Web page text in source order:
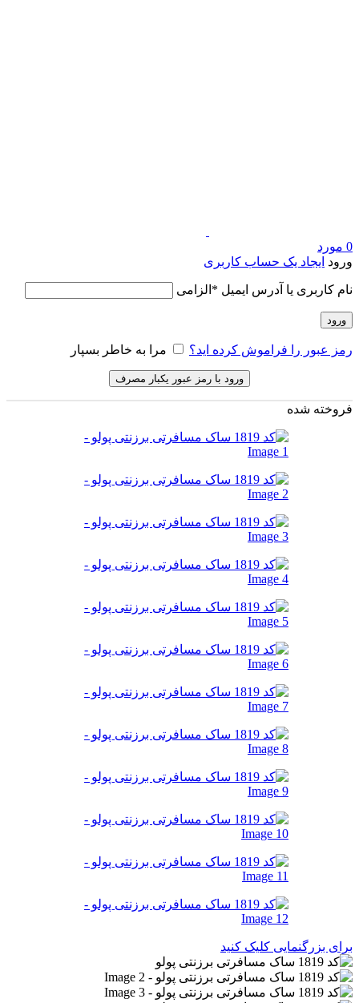
0 مورد
ورود ایجاد یک حساب کاربری
نام کاربری یا آدرس ایمیل * الزامی
ورود
رمز عبور را فراموش کرده اید؟ مرا به خاطر بسپار
ورود با رمز عبور یکبار مصرف
فروخته شده
برای بزرگنمایی کلیک کنید